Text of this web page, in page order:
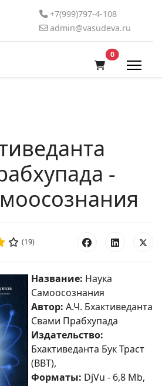
+7(999)797-4-108
admin@vasudeva.ru
0В корзину
-
(19)
Название: Наука
Самоосознания
Автор: А.Ч. Бхактиведанта
Свами Прабхупада
Издательство:
Бхактиведанта Бук Траст
(BBT),
Форматы: DjVu - 6,8 Mb,